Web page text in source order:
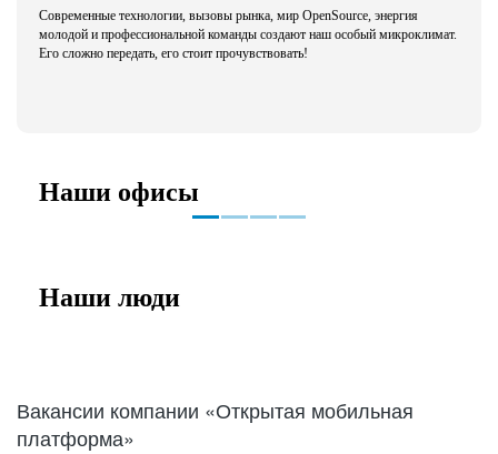
Современные технологии, вызовы рынка, мир OpenSource, энергия
молодой и профессиональной команды создают наш особый микроклимат.
Его сложно передать, его стоит прочувствовать!
Наши офисы
Москва
Наши люди
Вакансии компании «Открытая мобильная
платформа»